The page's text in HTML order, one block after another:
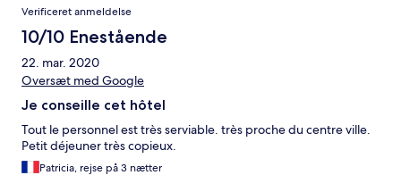
Verificeret anmeldelse
10/10 Enestående
22. mar. 2020
Oversæt med Google
Je conseille cet hôtel
Tout le personnel est très serviable. très proche du centre ville.
Petit déjeuner très copieux.
Patricia, rejse på 3 nætter